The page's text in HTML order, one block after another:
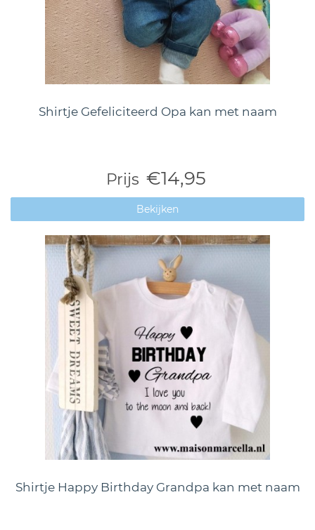
Shirtje Gefeliciteerd Opa kan met naam
Prijs €14,95
Bekijken
Shirtje Happy Birthday Grandpa kan met naam